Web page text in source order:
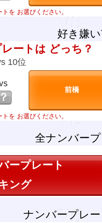
を お選びください。
好き嫌
ートは どっち？
10位
？
を お選びください。
全ナンバー
ープレート
ング
ナンバープレ